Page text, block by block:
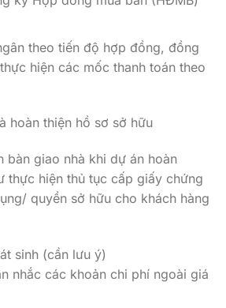
theo tiến độ hợp đồng, đồng
hiện các mốc thanh toán theo
hoàn thiện hồ sơ sở hữu
bàn giao nhà khi dự án hoàn
thực hiện thủ tục cấp giấy chứng
quyền sở hữu cho khách hàng
sinh (cần lưu ý)
nhắc các khoản chi phí ngoài giá